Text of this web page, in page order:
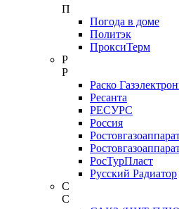
П
Погода в доме
Политэк
ПроксиТерм
Р
Р
Раско
Ресанта
РЕСУРС
Россия
РосТурПласт
Русский Радиатор
С
С